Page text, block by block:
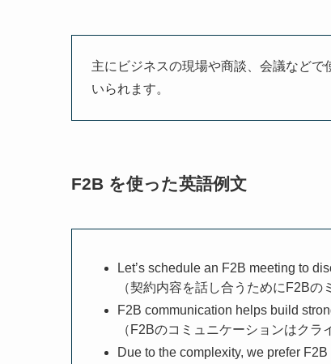
主にビジネスの現場や商談、会議など
いられます。
F2B を使った英語例文
Let’s schedule an F2B meeting to
（契約内容を話し合うためにF2Bの
F2B communication helps build
（F2Bのコミュニケーションはクラ
Due to the complexity, we prefer